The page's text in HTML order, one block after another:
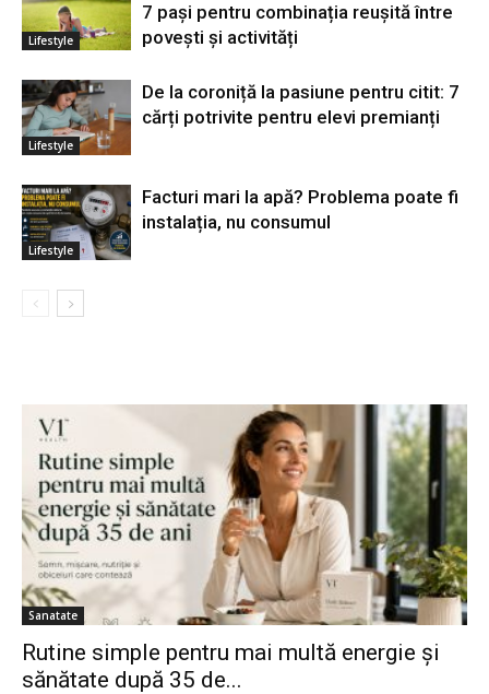
Lifestyle
7 pași pentru combinația reușită între
povești și activități
Lifestyle
De la coroniță la pasiune pentru citit: 7
cărți potrivite pentru elevi premianți
Lifestyle
Facturi mari la apă? Problema poate fi
instalația, nu consumul
Sanatate
Rutine simple pentru mai multă energie și
sănătate după 35 de...